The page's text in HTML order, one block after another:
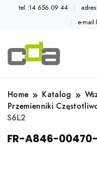
tel.:14 656 09 44
e-
Home Katalog
Przemienniki
S6L2
FR-A846-